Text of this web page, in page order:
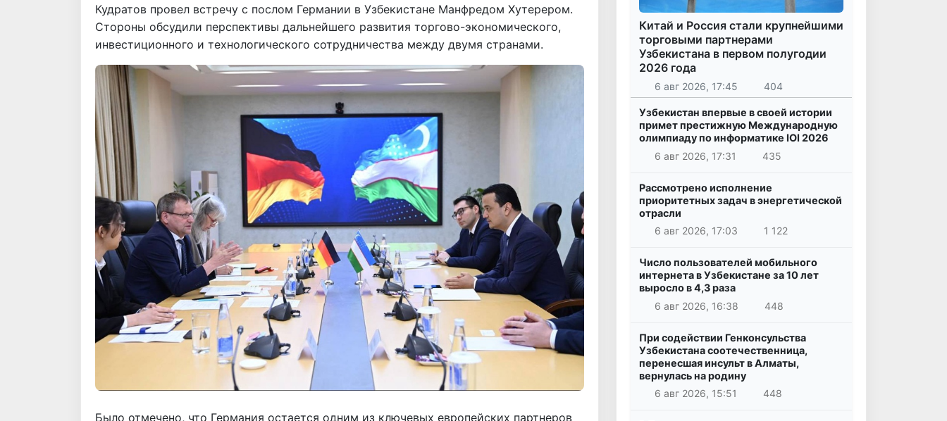
Кудратов провел встречу с послом Германии в Узбекистане Манфредом Хутерером.
Стороны обсудили перспективы дальнейшего развития торгово-экономического,
инвестиционного и технологического сотрудничества между двумя странами.
Было отмечено, что Германия остается одним из ключевых европейских партнеров
Китай и Россия стали крупнейшими
торговыми партнерами
Узбекистана в первом полугодии
2026 года
6 авг 2026, 17:45 404
Узбекистан впервые в своей истории
примет престижную Международную
олимпиаду по информатике IOI 2026
6 авг 2026, 17:31
435
Рассмотрено исполнение
приоритетных задач в энергетической
отрасли
6 авг 2026, 17:03
1 122
Число пользователей мобильного
интернета в Узбекистане за 10 лет
выросло в 4,3 раза
6 авг 2026, 16:38
448
При содействии Генконсульства
Узбекистана соотечественница,
перенесшая инсульт в Алматы,
вернулась на родину
6 авг 2026, 15:51
448